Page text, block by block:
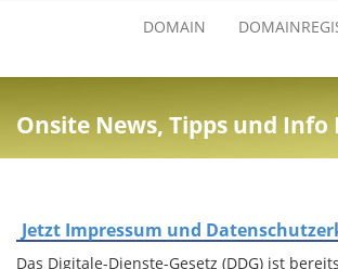
DOMAIN
Onsite News, Tipps und Info
Jetzt Impressum und
Das Digitale-Dienste-Gesetz (DDG) ist